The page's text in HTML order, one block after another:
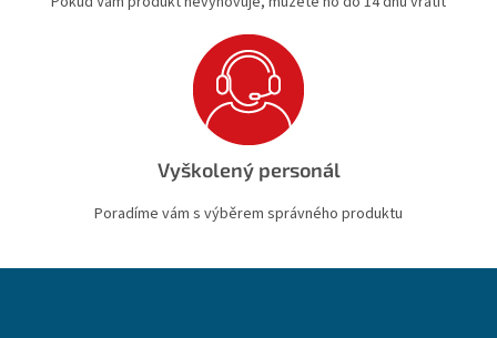
Vyškolený personál
Poradíme vám s výběrem správného produktu